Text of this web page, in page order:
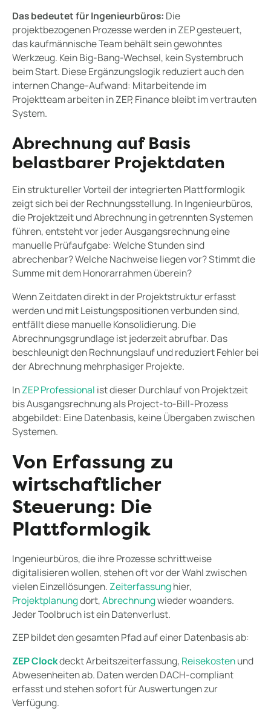
Das bedeutet für Ingenieurbüros: Die
projektbezogenen Prozesse werden in ZEP gesteuert,
das kaufmännische Team behält sein gewohntes
Werkzeug. Kein Big-Bang-Wechsel, kein Systembruch
beim Start. Diese Ergänzungslogik reduziert auch den
internen Change-Aufwand: Mitarbeitende im
Projektteam arbeiten in ZEP, Finance bleibt im vertrauten
System.
Abrechnung auf Basis
belastbarer Projektdaten
Ein struktureller Vorteil der integrierten Plattformlogik
zeigt sich bei der Rechnungsstellung. In Ingenieurbüros,
die Projektzeit und Abrechnung in getrennten Systemen
führen, entsteht vor jeder Ausgangsrechnung eine
manuelle Prüfaufgabe: Welche Stunden sind
abrechenbar? Welche Nachweise liegen vor? Stimmt die
Summe mit dem Honorarrahmen überein?
Wenn Zeitdaten direkt in der Projektstruktur erfasst
werden und mit Leistungspositionen verbunden sind,
entfällt diese manuelle Konsolidierung. Die
Abrechnungsgrundlage ist jederzeit abrufbar. Das
beschleunigt den Rechnungslauf und reduziert Fehler bei
der Abrechnung mehrphasiger Projekte.
InZEP Professional ist dieser Durchlauf von Projektzeit
bis Ausgangsrechnung als Project-to-Bill-Prozess
abgebildet: Eine Datenbasis, keine Übergaben zwischen
Systemen.
Von Erfassung zu
wirtschaftlicher
Steuerung: Die
Plattformlogik
Ingenieurbüros, die ihre Prozesse schrittweise
digitalisieren wollen, stehen oft vor der Wahl zwischen
vielen Einzellösungen. Zeiterfassunghier,
Projektplanungdort,Abrechnungwieder woanders.
Jeder Toolbruch ist ein Datenverlust.
ZEP bildet den gesamten Pfad auf einer Datenbasis ab:
ZEP Clockdeckt Arbeitszeiterfassung, Reisekostenund
Abwesenheiten ab. Daten werden DACH-compliant
erfasst und stehen sofort für Auswertungen zur
Verfügung.